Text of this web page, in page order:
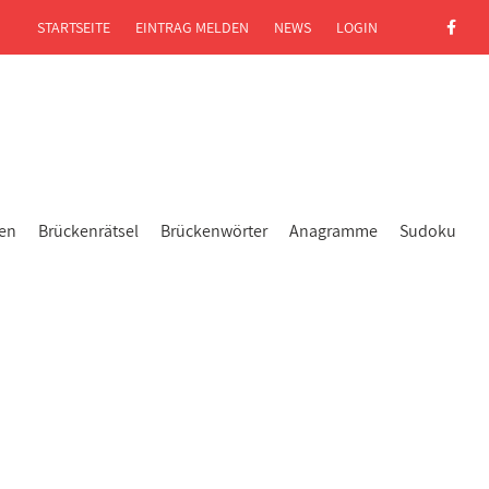
Brückenrätsel Brückenwörter Anagramme Sudoku
STARTSEITE EINTRAG MELDEN NEWS LOGIN